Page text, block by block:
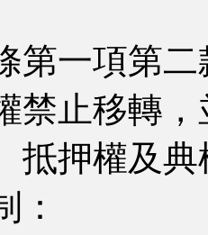
第一項第
禁止移轉
抵押權及
：